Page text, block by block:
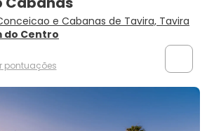
e Cabanas de Tavira, Tavira
do Centro
pontuações